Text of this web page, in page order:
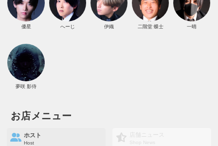
優星 へーじ 伊織 二階堂 蝶士 一晴
夢咲 影侍
お店メニュー
ホスト
Host
店舗ニュース
Shop News